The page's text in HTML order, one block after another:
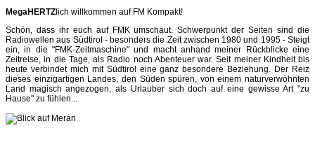
MegaHERTZlich willkommen auf FM Kompakt!
Schön, dass ihr euch auf FMK umschaut. Schwerpunkt der Seiten sind die
Radiowellen aus Südtirol - besonders die Zeit zwischen 1980 und 1995 - Steigt
ein, in die "FMK-Zeitmaschine" und macht anhand meiner Rückblicke eine
Zeitreise, in die Tage, als Radio noch Abenteuer war. Seit meiner Kindheit bis
heute verbindet mich mit Südtirol eine ganz besondere Beziehung. Der Reiz
dieses einzigartigen Landes, den Süden spüren, von einem naturverwöhnten
Land magisch angezogen, als Urlauber sich doch auf eine gewisse Art "zu
Hause" zu fühlen...